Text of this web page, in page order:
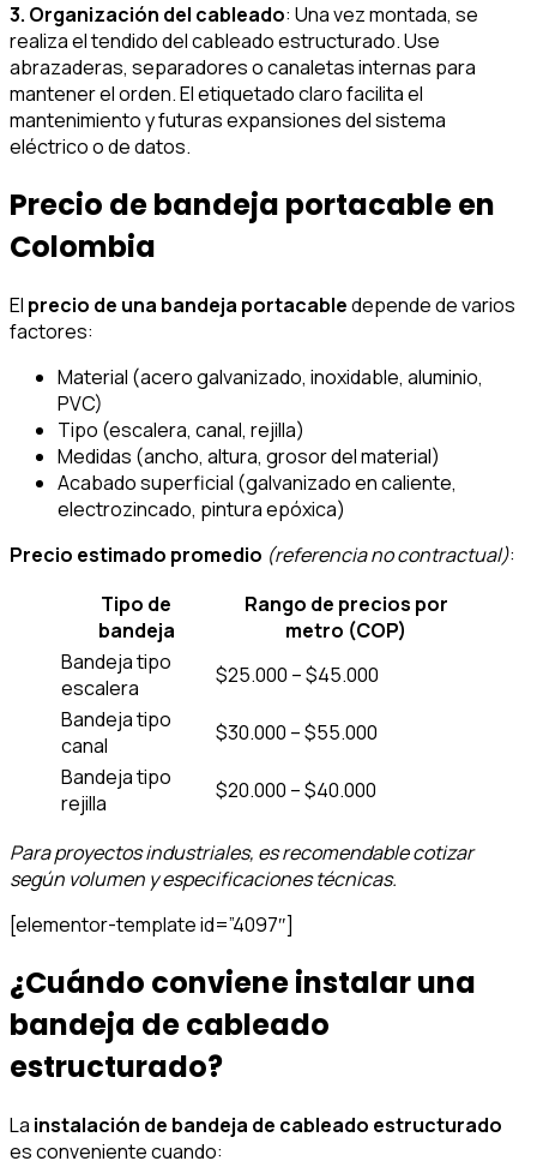
3. Organización del cableado: Una vez montada, se
realiza el tendido del cableado estructurado. Use
abrazaderas, separadores o canaletas internas para
mantener el orden. El etiquetado claro facilita el
mantenimiento y futuras expansiones del sistema
eléctrico o de datos.
Precio de bandeja portacable en
Colombia
El precio de una bandeja portacabledepende de varios
factores:
Material (acero galvanizado, inoxidable, aluminio,
PVC)
Tipo (escalera, canal, rejilla)
Medidas (ancho, altura, grosor del material)
Acabado superficial (galvanizado en caliente,
electrozincado, pintura epóxica)
Precio estimado promedio (referencia no contractual):
Tipo de
bandeja
Rango de precios por
metro (COP)
Bandeja tipo
escalera
$25.000 – $45.000
Bandeja tipo
canal
$30.000 – $55.000
Bandeja tipo
rejilla
$20.000 – $40.000
Para proyectos industriales, es recomendable cotizar
según volumen y especificaciones técnicas.
[elementor-template id=”4097″]
¿Cuándo conviene instalar una
bandeja de cableado
estructurado?
La instalación de bandeja de cableado estructurado
es conveniente cuando: